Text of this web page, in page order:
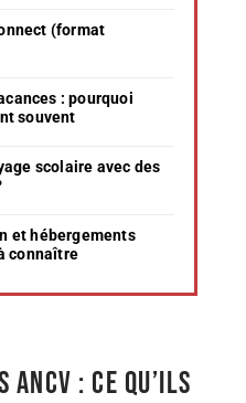
(format
: pourquoi
souvent
scolaire avec des
et hébergements
connaître
ANCV : ce qu’ils